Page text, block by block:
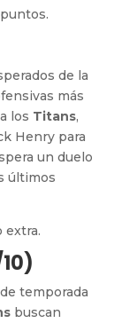
de la
más
los Titans,
Henry para
un duelo
últimos
temporada
buscan